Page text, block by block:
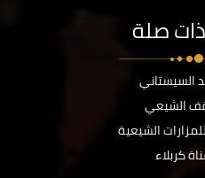
صلة
السيستاني
الشيعي
الشيعية
كربلاء